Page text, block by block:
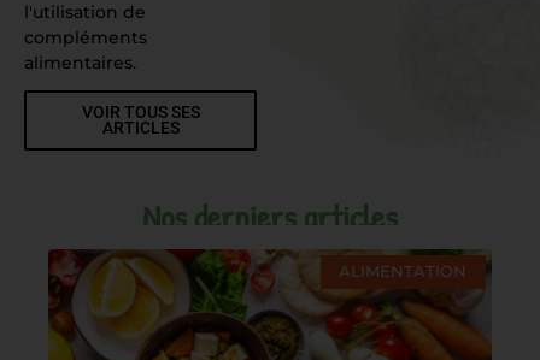
l'utilisation de
compléments
alimentaires.
VOIR TOUS SES
ARTICLES
Nos derniers articles
ALIMENTATION